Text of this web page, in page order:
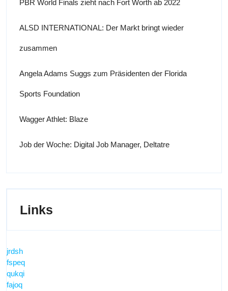
PBR World Finals zieht nach Fort Worth ab 2022
ALSD INTERNATIONAL: Der Markt bringt wieder
zusammen
Angela Adams Suggs zum Präsidenten der Florida
Sports Foundation
Wagger Athlet: Blaze
Job der Woche: Digital Job Manager, Deltatre
Links
jrdsh
fspeq
qukqi
fajoq